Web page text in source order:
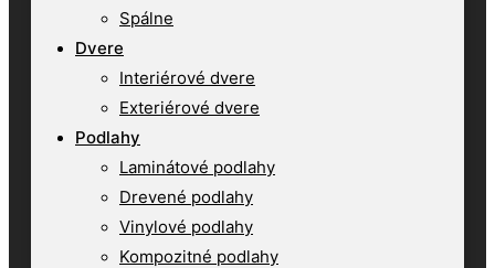
Spálne
Dvere
Interiérové dvere
Exteriérové dvere
Podlahy
Laminátové podlahy
Drevené podlahy
Vinylové podlahy
Kompozitné podlahy